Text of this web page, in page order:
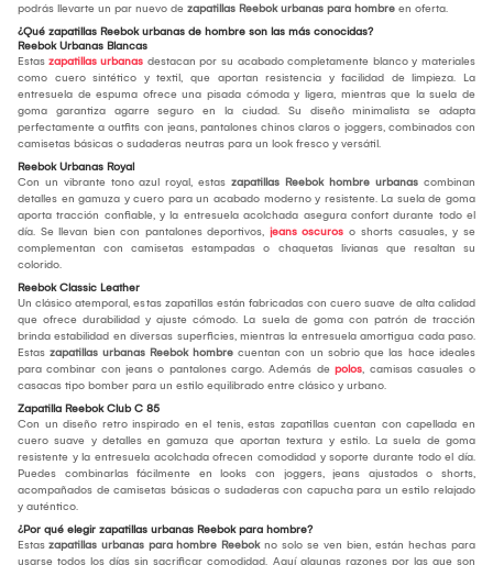
podrás llevarte un par nuevo de zapatillas Reebok urbanas para hombre en oferta.
¿Qué zapatillas Reebok urbanas de hombre son las más conocidas?
Reebok Urbanas Blancas
Estas zapatillas urbanas destacan por su acabado completamente blanco y materiales
como cuero sintético y textil, que aportan resistencia y facilidad de limpieza. La
entresuela de espuma ofrece una pisada cómoda y ligera, mientras que la suela de
goma garantiza agarre seguro en la ciudad. Su diseño minimalista se adapta
perfectamente a outfits con jeans, pantalones chinos claros o joggers, combinados con
camisetas básicas o sudaderas neutras para un look fresco y versátil.
Reebok Urbanas Royal
Con un vibrante tono azul royal, estas zapatillas Reebok hombre urbanas combinan
detalles en gamuza y cuero para un acabado moderno y resistente. La suela de goma
aporta tracción confiable, y la entresuela acolchada asegura confort durante todo el
día. Se llevan bien con pantalones deportivos, jeans oscuros o shorts casuales, y se
complementan con camisetas estampadas o chaquetas livianas que resaltan su
colorido.
Reebok Classic Leather
Un clásico atemporal, estas zapatillas están fabricadas con cuero suave de alta calidad
que ofrece durabilidad y ajuste cómodo. La suela de goma con patrón de tracción
brinda estabilidad en diversas superficies, mientras la entresuela amortigua cada paso.
Estas zapatillas urbanas Reebok hombre cuentan con un sobrio que las hace ideales
para combinar con jeans o pantalones cargo. Además de polos, camisas casuales o
casacas tipo bomber para un estilo equilibrado entre clásico y urbano.
Zapatilla Reebok Club C 85
Con un diseño retro inspirado en el tenis, estas zapatillas cuentan con capellada en
cuero suave y detalles en gamuza que aportan textura y estilo. La suela de goma
resistente y la entresuela acolchada ofrecen comodidad y soporte durante todo el día.
Puedes combinarlas fácilmente en looks con joggers, jeans ajustados o shorts,
acompañados de camisetas básicas o sudaderas con capucha para un estilo relajado
y auténtico.
¿Por qué elegir zapatillas urbanas Reebok para hombre?
Estas zapatillas urbanas para hombre Reebokno solo se ven bien, están hechas para
usarse todos los días sin sacrificar comodidad. Aquí algunas razones por las que son